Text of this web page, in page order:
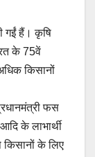
गईं हैं। कृषि
के 75वें
किसानों
फस
के लाभार्थी
के लिए